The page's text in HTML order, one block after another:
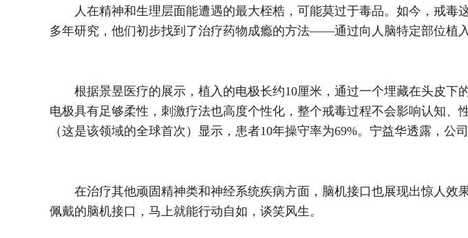
人在精神和生理层面能遭遇的最大桎梏，可能莫过于毒品。如今，戒毒
多年研究，他们初步找到了治疗药物成瘾的方法——通过向人脑特定部位植
根据景昱医疗的展示，植入的电极长约10厘米，通过一个埋藏在头皮下
电极具有足够柔性，刺激疗法也高度个性化，整个戒毒过程不会影响认知
（这是该领域的全球首次）显示，患者10年操守率为69%。宁益华透露，公
在治疗其他顽固精神类和神经系统疾病方面，脑机接口也展现出惊人效
佩戴的脑机接口，马上就能行动自如，谈笑风生。